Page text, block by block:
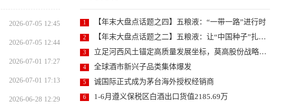
2026-07-05 12:45
2026-07-05 12:44
2026-07-01 17:27
2026-07-01 17:13
2026-06-28 12:29
1 【年末大盘点话题之四】五粮液：“一带一路”进行时
2 【年末大盘点话题之二】五粮液：让“中国种子”扎根世...
3 立足河西风土锚定高质量发展坐标，莫高股份战略升级研...
4 全球酒市新兴子品类集体爆发
5 诚国际正式成为茅台海外授权经销商
6 1-6月遵义保税区白酒出口货值2185.69万